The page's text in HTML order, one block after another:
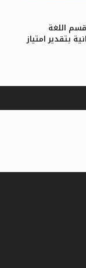
اللغة
بتقدير امتياز